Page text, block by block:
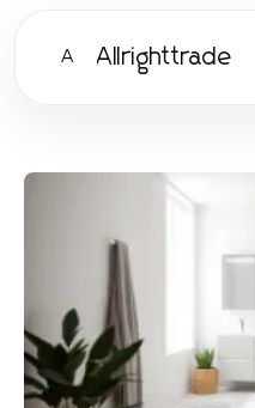
A Allrighttrade